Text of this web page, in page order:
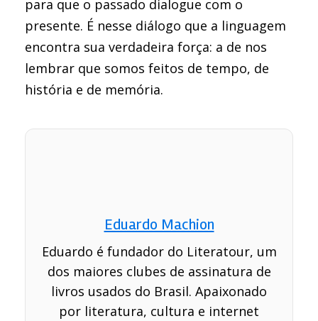
para que o passado dialogue com o
presente. É nesse diálogo que a linguagem
encontra sua verdadeira força: a de nos
lembrar que somos feitos de tempo, de
história e de memória.
Eduardo Machion
Eduardo é fundador do Literatour, um
dos maiores clubes de assinatura de
livros usados do Brasil. Apaixonado
por literatura, cultura e internet